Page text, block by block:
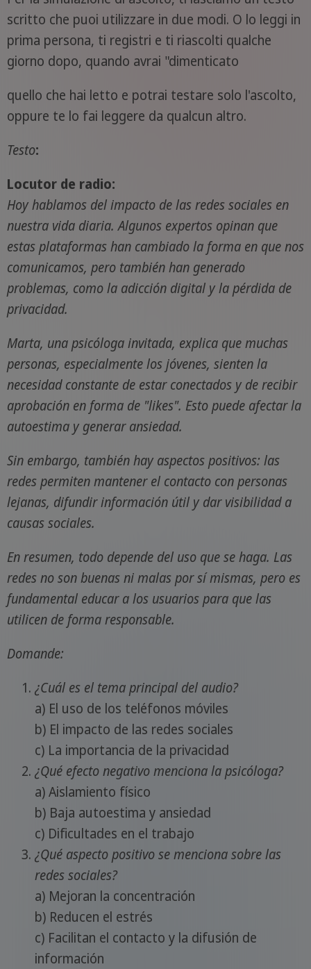
scritto che puoi utilizzare in due modi. O lo leggi in
prima persona, ti registri e ti riascolti qualche
giorno dopo, quando avrai "dimenticato
quello che hai letto e potrai testare solo l'ascolto,
oppure te lo fai leggere da qualcun altro.
Testo:
Locutor de radio:
Hoy hablamos del impacto de las redes sociales en
nuestra vida diaria. Algunos expertos opinan que
estas plataformas han cambiado la forma en que nos
comunicamos, pero también han generado
problemas, como la adicción digital y la pérdida de
privacidad.
Marta, una psicóloga invitada, explica que muchas
personas, especialmente los jóvenes, sienten la
necesidad constante de estar conectados y de recibir
aprobación en forma de "likes". Esto puede afectar la
autoestima y generar ansiedad.
Sin embargo, también hay aspectos positivos: las
redes permiten mantener el contacto con personas
lejanas, difundir información útil y dar visibilidad a
causas sociales.
En resumen, todo depende del uso que se haga. Las
redes no son buenas ni malas por sí mismas, pero es
fundamental educar a los usuarios para que las
utilicen de forma responsable.
Domande:
¿Cuál es el tema principal del audio?
a) El uso de los teléfonos móviles
b) El impacto de las redes sociales
c) La importancia de la privacidad
¿Qué efecto negativo menciona la psicóloga?
a) Aislamiento físico
b) Baja autoestima y ansiedad
c) Dificultades en el trabajo
¿Qué aspecto positivo se menciona sobre las
redes sociales?
a) Mejoran la concentración
b) Reducen el estrés
c) Facilitan el contacto y la difusión de
información